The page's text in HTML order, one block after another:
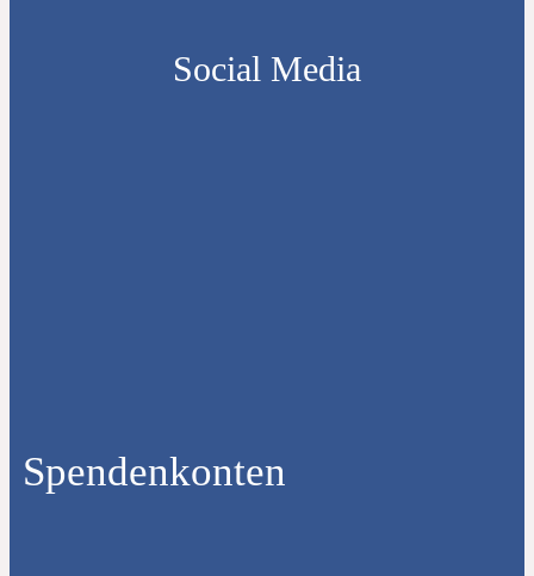
Social Media
Spendenkonten